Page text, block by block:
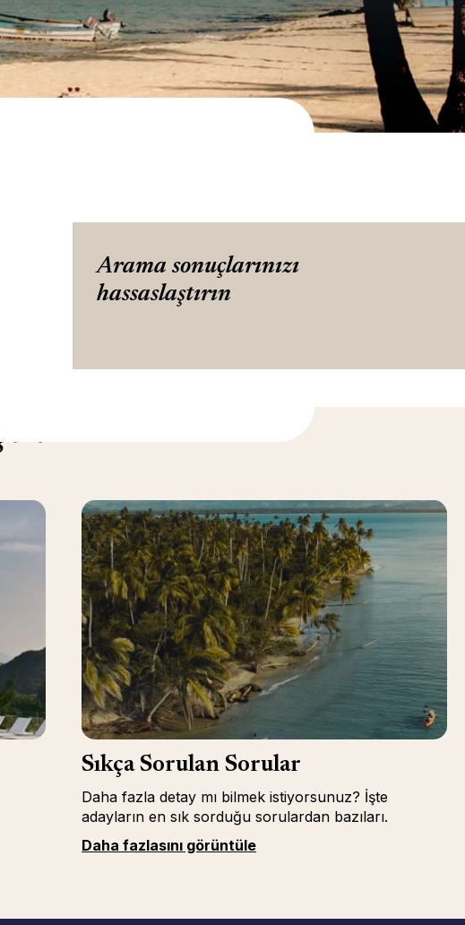
Arama sonuçlarınızı
hassaslaştırın
Sıkça Sorulan Sorular
Daha fazla detay mı bilmek istiyorsunuz? İşte
adayların en sık sorduğu sorulardan bazıları.
Daha fazlasını görüntüle